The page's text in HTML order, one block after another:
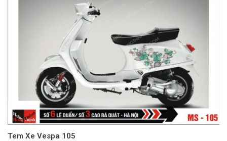
Tem Xe Vespa 105